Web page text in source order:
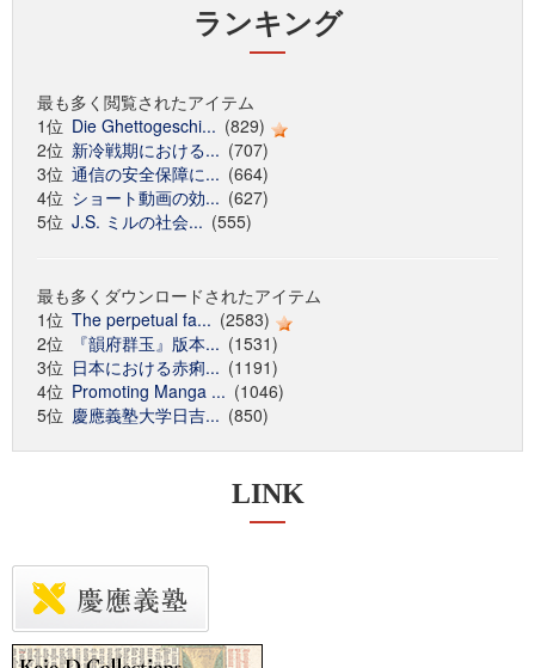
ランキング
最も多く閲覧されたアイテム
1位 Die Ghettogeschi... (829)
2位 新冷戦期における... (707)
3位 通信の安全保障に... (664)
4位 ショート動画の効... (627)
5位 J.S. ミルの社会... (555)
最も多くダウンロードされたアイテム
1位 The perpetual fa... (2583)
2位
『韻府群玉』版本... (1531)
3位 日本における赤痢... (1191)
4位 Promoting Manga ... (1046)
5位 慶應義塾大学日吉... (850)
LINK